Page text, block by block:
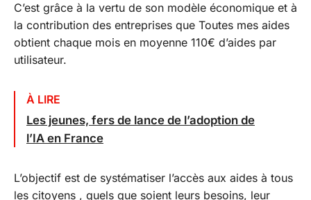
C’est grâce à la vertu de son modèle économique et à
la contribution des entreprises que Toutes mes aides
obtient chaque mois en moyenne 110€ d’aides par
utilisateur.
À LIRE
Les jeunes, fers de lance de l’adoption de
l’IA en France
L’objectif est de systématiser l’accès aux aides à tous
les citoyens , quels que soient leurs besoins, leur